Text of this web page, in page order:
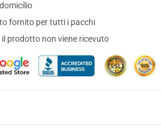
fornito per tutti i pacchi
prodotto non viene ricevuto